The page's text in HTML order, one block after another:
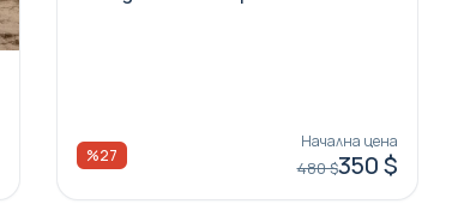
%27
Начална цена
480 $350 $